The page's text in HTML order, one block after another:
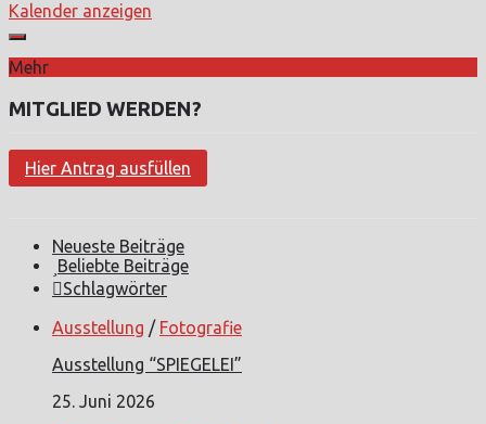
Kalender anzeigen
Mehr
MITGLIED WERDEN?
Hier Antrag ausfüllen
Neueste Beiträge
Beliebte Beiträge
Schlagwörter
Ausstellung / Fotografie
Ausstellung “SPIEGELEI”
25. Juni 2026